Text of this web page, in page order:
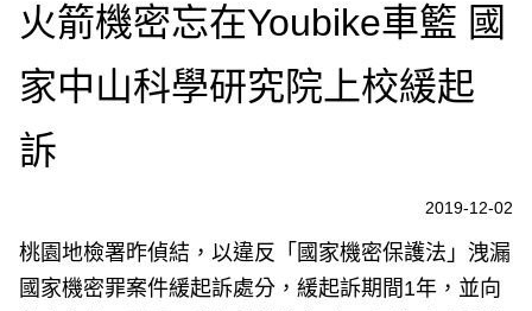
火箭機密忘在Youbike車籃 國
家中山科學研究院上校緩起
訴
2019-12-02
桃園地檢署昨偵結，以違反「國家機密保護法」洩漏
國家機密罪案件緩起訴處分，緩起訴期間1年，並向